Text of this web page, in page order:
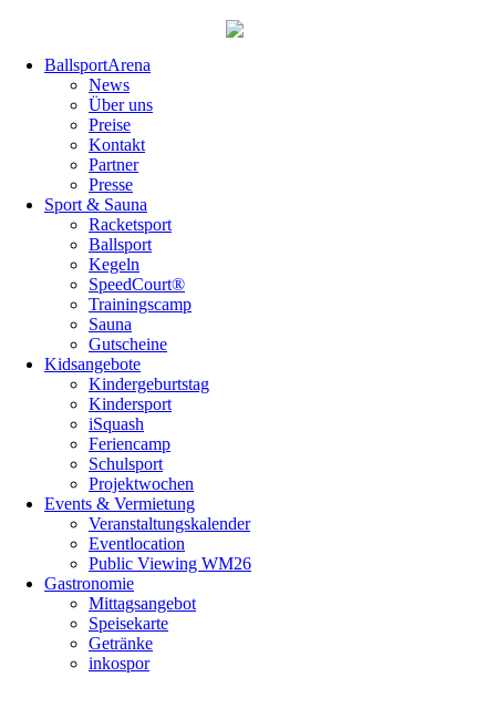
überspringenBallsportArena
News
Über uns
Preise
Kontakt
Partner
Presse
Sport & Sauna
Racketsport
Ballsport
Kegeln
SpeedCourt®
Trainingscamp
Sauna
Gutscheine
Kidsangebote
Kindergeburtstag
Kindersport
iSquash
Feriencamp
Schulsport
Projektwochen
Events & Vermietung
Veranstaltungskalender
Eventlocation
Public Viewing WM26
Gastronomie
Mittagsangebot
Speisekarte
Getränke
inkospor